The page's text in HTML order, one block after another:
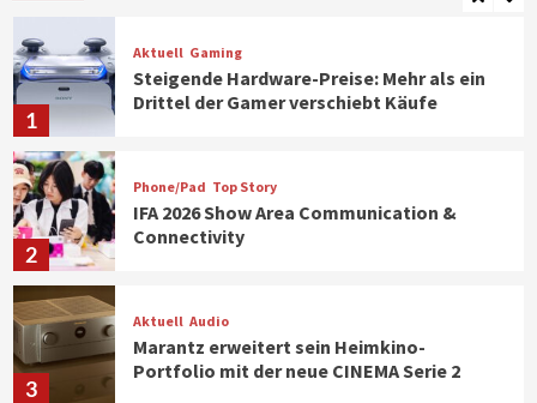
1
Aktuell Gaming
Steigende Hardware-Preise: Mehr als ein
Drittel der Gamer verschiebt Käufe
2
Phone/Pad Top Story
IFA 2026 Show Area Communication &
Connectivity
3
Aktuell Audio
Marantz erweitert sein Heimkino-
Portfolio mit der neue CINEMA Serie 2